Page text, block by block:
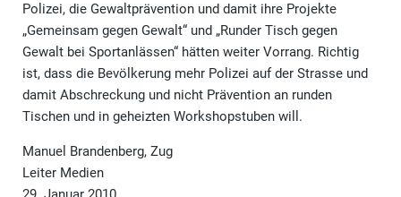
Polizei, die Gewaltprävention und damit ihre Projekte
„Gemeinsam gegen Gewalt“ und „Runder Tisch gegen
Gewalt bei Sportanlässen“ hätten weiter Vorrang. Richtig
ist, dass die Bevölkerung mehr Polizei auf der Strasse und
damit Abschreckung und nicht Prävention an runden
Tischen und in geheizten Workshopstuben will.
Manuel Brandenberg, Zug
Leiter Medien